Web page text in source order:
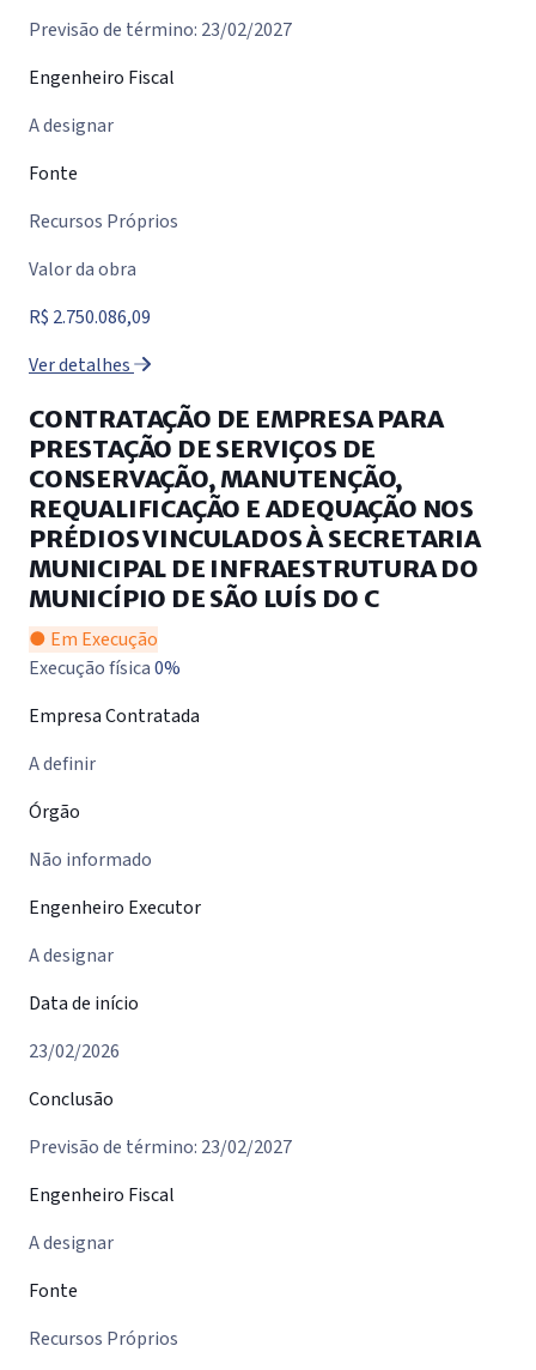
Previsão de término: 23/02/2027
Engenheiro Fiscal
A designar
Fonte
Recursos Próprios
Valor da obra
R$ 2.750.086,09
Ver detalhes
CONTRATAÇÃO DE EMPRESA PARA
PRESTAÇÃO DE SERVIÇOS DE
CONSERVAÇÃO, MANUTENÇÃO,
REQUALIFICAÇÃO E ADEQUAÇÃO NOS
PRÉDIOS VINCULADOS À SECRETARIA
MUNICIPAL DE INFRAESTRUTURA DO
MUNICÍPIO DE SÃO LUÍS DO C
● Em Execução
Execução física0%
Empresa Contratada
A definir
Órgão
Não informado
Engenheiro Executor
A designar
Data de início
23/02/2026
Conclusão
Previsão de término: 23/02/2027
Engenheiro Fiscal
A designar
Fonte
Recursos Próprios